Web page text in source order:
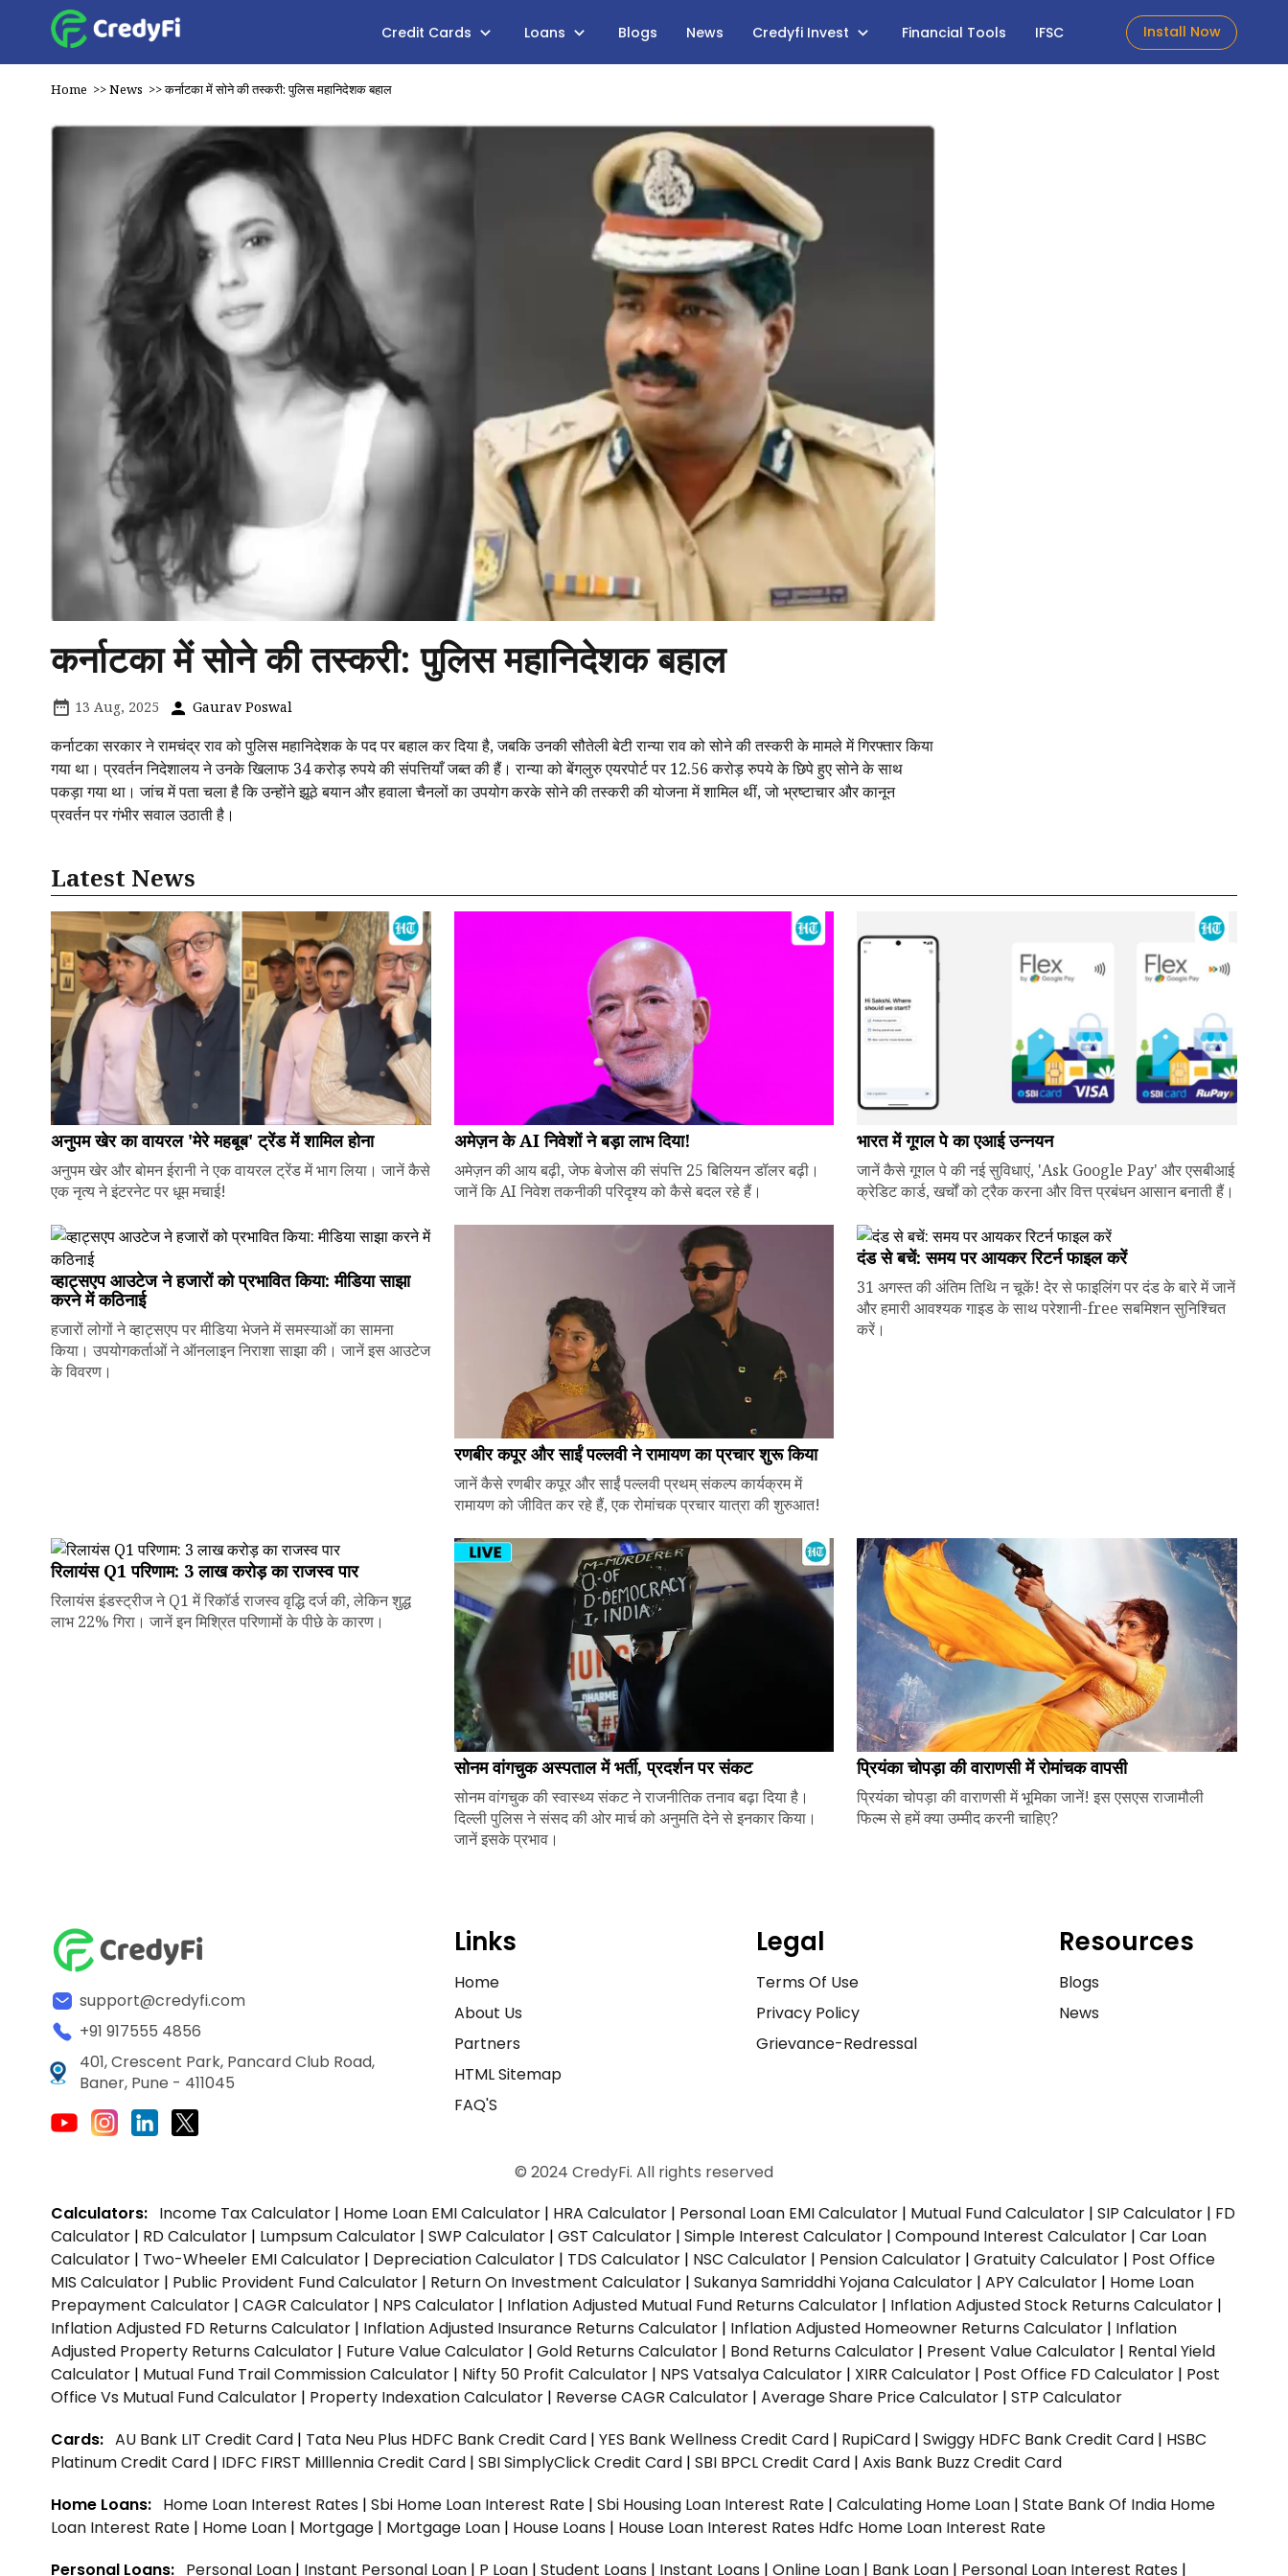
Credit Cards Loans Blogs News Credyfi Invest Financial Tools IFSC Install Now
Home >>News >>कर्नाटका में सोने की तस्करी: पुलिस महानिदेशक बहाल
कर्नाटका में सोने की तस्करी: पुलिस महानिदेशक बहाल
13 Aug, 2025 Gaurav Poswal
कर्नाटका सरकार ने रामचंद्र राव को पुलिस महानिदेशक के पद पर बहाल कर दिया है, जबकि उनकी सौतेली बेटी रान्या राव को सोने की तस्करी के मामले में गिरफ्तार किया
गया था। प्रवर्तन निदेशालय ने उनके खिलाफ 34 करोड़ रुपये की संपत्तियाँ जब्त की हैं। रान्या को बेंगलुरु एयरपोर्ट पर 12.56 करोड़ रुपये के छिपे हुए सोने के साथ
पकड़ा गया था। जांच में पता चला है कि उन्होंने झूठे बयान और हवाला चैनलों का उपयोग करके सोने की तस्करी की योजना में शामिल थीं, जो भ्रष्टाचार और कानून
प्रवर्तन पर गंभीर सवाल उठाती है।
Latest News
अनुपम खेर का वायरल 'मेरे महबूब' ट्रेंड में शामिल होना
अनुपम खेर और बोमन ईरानी ने एक वायरल ट्रेंड में भाग लिया। जानें कैसे
एक नृत्य ने इंटरनेट पर धूम मचाई!
अमेज़न के AI निवेशों ने बड़ा लाभ दिया!
अमेज़न की आय बढ़ी, जेफ बेजोस की संपत्ति 25 बिलियन डॉलर बढ़ी।
जानें कि AI निवेश तकनीकी परिदृश्य को कैसे बदल रहे हैं।
भारत में गूगल पे का एआई उन्नयन
जानें कैसे गूगल पे की नई सुविधाएं, 'Ask Google Pay' और एसबीआई
क्रेडिट कार्ड, खर्चों को ट्रैक करना और वित्त प्रबंधन आसान बनाती हैं।
व्हाट्सएप आउटेज ने हजारों को प्रभावित किया: मीडिया साझा
करने में कठिनाई
हजारों लोगों ने व्हाट्सएप पर मीडिया भेजने में समस्याओं का सामना
किया। उपयोगकर्ताओं ने ऑनलाइन निराशा साझा की। जानें इस आउटेज
के विवरण।
रणबीर कपूर और साईं पल्लवी ने रामायण का प्रचार शुरू किया
जानें कैसे रणबीर कपूर और साईं पल्लवी प्रथम् संकल्प कार्यक्रम में
रामायण को जीवित कर रहे हैं, एक रोमांचक प्रचार यात्रा की शुरुआत!
दंड से बचें: समय पर आयकर रिटर्न फाइल करें
31 अगस्त की अंतिम तिथि न चूकें! देर से फाइलिंग पर दंड के बारे में जानें
और हमारी आवश्यक गाइड के साथ परेशानी-free सबमिशन सुनिश्चित
करें।
रिलायंस Q1 परिणाम: ₹3 लाख करोड़ का राजस्व पार
रिलायंस इंडस्ट्रीज ने Q1 में रिकॉर्ड राजस्व वृद्धि दर्ज की, लेकिन शुद्ध
लाभ 22% गिरा। जानें इन मिश्रित परिणामों के पीछे के कारण।
सोनम वांगचुक अस्पताल में भर्ती, प्रदर्शन पर संकट
सोनम वांगचुक की स्वास्थ्य संकट ने राजनीतिक तनाव बढ़ा दिया है।
दिल्ली पुलिस ने संसद की ओर मार्च को अनुमति देने से इनकार किया।
जानें इसके प्रभाव।
प्रियंका चोपड़ा की वाराणसी में रोमांचक वापसी
प्रियंका चोपड़ा की वाराणसी में भूमिका जानें! इस एसएस राजामौली
फिल्म से हमें क्या उम्मीद करनी चाहिए?
support@credyfi.com
+91 917555 4856
401, Crescent Park, Pancard Club Road,
Baner, Pune - 411045
Links
Home
About Us
Partners
HTML Sitemap
FAQ'S
Legal
Terms Of Use
Privacy Policy
Grievance-Redressal
Resources
Blogs
News
© 2024 CredyFi. All rights reserved
Calculators: Income Tax Calculator | Home Loan EMI Calculator | HRA Calculator | Personal Loan EMI Calculator | Mutual Fund Calculator | SIP Calculator | FD
Calculator | RD Calculator | Lumpsum Calculator | SWP Calculator | GST Calculator | Simple Interest Calculator | Compound Interest Calculator | Car Loan
Calculator | Two-Wheeler EMI Calculator | Depreciation Calculator | TDS Calculator | NSC Calculator | Pension Calculator | Gratuity Calculator | Post Office
MIS Calculator | Public Provident Fund Calculator | Return On Investment Calculator | Sukanya Samriddhi Yojana Calculator | APY Calculator | Home Loan
Prepayment Calculator | CAGR Calculator | NPS Calculator | Inflation Adjusted Mutual Fund Returns Calculator | Inflation Adjusted Stock Returns Calculator |
Inflation Adjusted FD Returns Calculator | Inflation Adjusted Insurance Returns Calculator | Inflation Adjusted Homeowner Returns Calculator | Inflation
Adjusted Property Returns Calculator | Future Value Calculator | Gold Returns Calculator | Bond Returns Calculator | Present Value Calculator | Rental Yield
Calculator | Mutual Fund Trail Commission Calculator | Nifty 50 Profit Calculator | NPS Vatsalya Calculator | XIRR Calculator | Post Office FD Calculator | Post
Office Vs Mutual Fund Calculator | Property Indexation Calculator | Reverse CAGR Calculator | Average Share Price Calculator | STP Calculator
Cards: AU Bank LIT Credit Card | Tata Neu Plus HDFC Bank Credit Card | YES Bank Wellness Credit Card | RupiCard | Swiggy HDFC Bank Credit Card | HSBC
Platinum Credit Card | IDFC FIRST Milllennia Credit Card | SBI SimplyClick Credit Card | SBI BPCL Credit Card | Axis Bank Buzz Credit Card
Home Loans: Home Loan Interest Rates | Sbi Home Loan Interest Rate | Sbi Housing Loan Interest Rate | Calculating Home Loan | State Bank Of India Home
Loan Interest Rate | Home Loan | Mortgage | Mortgage Loan | House Loans | House Loan Interest Rates Hdfc Home Loan Interest Rate
Personal Loans: Personal Loan | Instant Personal Loan | P Loan | Student Loans | Instant Loans | Online Loan | Bank Loan | Personal Loan Interest Rates |